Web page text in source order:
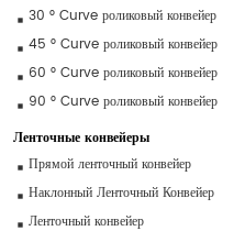
30 ° Curve роликовый конвейер
45 ° Curve роликовый конвейер
60 ° Curve роликовый конвейер
90 ° Curve роликовый конвейер
Ленточные конвейеры
Прямой ленточный конвейер
Наклонный Ленточный Конвейер
Ленточный конвейер